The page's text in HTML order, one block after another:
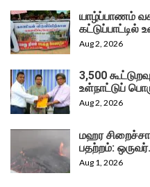
யாழ்ப்பாணம்
கட்டுப்பாட்டில்
Aug 2, 2026
3,500
உள்நாட்டுப்
Aug 2, 2026
மஹர
பதற்றம்:
Aug 1, 2026